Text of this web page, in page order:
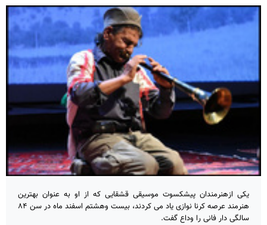
یکی ازهنرمندان پیشکسوت موسیقی قشقایی که از او به عنوان بهترین
هنرمند عرصه کرنا نوازی یاد می کردند، بیست وهشتم اسفند ماه در سن ۸۴
سالگی دار فانی را وداع گفت.